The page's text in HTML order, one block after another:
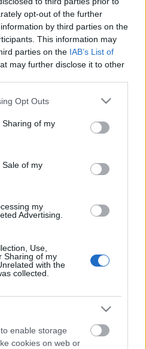
opt-out of the further
by third parties on the
This information may
parties on the IAB’s List of
may further disclose it to other
app uses one or more Google
behaviour. You may click to
and its third-party tags to
purposes in below Google
Opt Outs
of my
of my
my
Advertising.
Use,
Sharing of my
with the
collected.
enable storage
cookies on web or
– Elektronikus
még sokszínűbb és jobb
tánczenék terén, mint
kedvenceinket
Emptyset az utóbbi évek
kísérleti/zaj